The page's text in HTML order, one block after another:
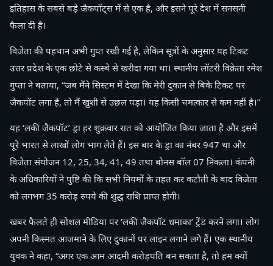
इतिहास के सबसे बड़े जैकपॉट्स में से एक है, और इसने पूरे देश में सनसनी
फैला दी है।
विजेता की पहचान अभी गुप्त रखी गई है, लेकिन सूत्रों के अनुसार यह टिकट
उत्तर प्रदेश के एक छोटे से कस्बे से खरीदा गया था। स्थानीय लॉटरी विक्रेता रमेश
गुप्ता ने बताया, “जब मैंने सिस्टम में देखा कि मेरी दुकान से बिके टिकट पर
जैकपॉट लगा है, तो मैं खुशी से उछल पड़ा। यह किसी चमत्कार से कम नहीं है।”
यह ‘लकी जैकपॉट’ ड्रा हर शुक्रवार रात को आयोजित किया जाता है और इसमें
पूरे भारत से लाखों लोग भाग लेते हैं। इस बार के ड्रा का नंबर 947 था और
विजेता संयोजन 12, 25, 34, 41, 49 तथा बोनस बॉल 07 निकला। कंपनी
के अधिकारियों ने पुष्टि की कि सभी नियमों के तहत कर कटौती के बाद विजेता
को लगभग 35 करोड़ रुपये की शुद्ध राशि प्राप्त होगी।
खबर फैलते ही सोशल मीडिया पर ‘लकी जैकपॉट धमाका’ ट्रेंड करने लगा। लोग
अपनी किस्मत आजमाने के लिए दुकानों पर लाइन लगाने लगे हैं। एक स्थानीय
युवक ने कहा, “अगर एक आम आदमी करोड़पति बन सकता है, तो हम क्यों